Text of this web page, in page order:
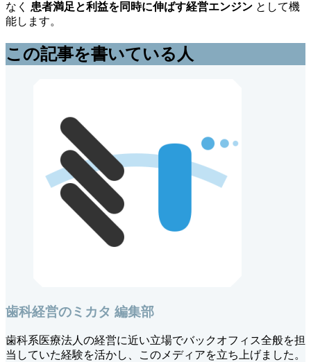
なく 患者満足と利益を同時に伸ばす経営エンジン として機
能します。
この記事を書いている人
歯科経営のミカタ 編集部
歯科系医療法人の経営に近い立場でバックオフィス全般を担
当していた経験を活かし、このメディアを立ち上げました。